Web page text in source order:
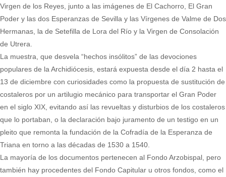
Virgen de los Reyes, junto a las imágenes de El Cachorro, El Gran
Poder y las dos Esperanzas de Sevilla y las Vírgenes de Valme de Dos
Hermanas, la de Setefilla de Lora del Río y la Virgen de Consolación
de Utrera.
La muestra, que desvela “hechos insólitos” de las devociones
populares de la Archidiócesis, estará expuesta desde el día 2 hasta el
13 de diciembre con curiosidades como la propuesta de sustitución de
costaleros por un artilugio mecánico para transportar el Gran Poder
en el siglo XIX, evitando así las revueltas y disturbios de los costaleros
que lo portaban, o la declaración bajo juramento de un testigo en un
pleito que remonta la fundación de la Cofradía de la Esperanza de
Triana en torno a las décadas de 1530 a 1540.
La mayoría de los documentos pertenecen al Fondo Arzobispal, pero
también hay procedentes del Fondo Capitular u otros fondos, como el